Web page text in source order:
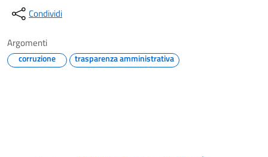
Condividi
Argomenti
corruzione trasparenza amministrativa